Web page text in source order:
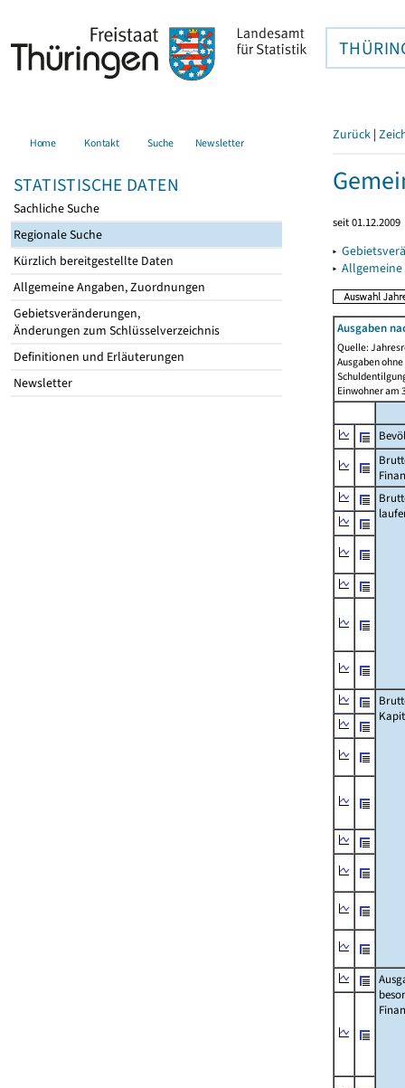
Home Kontakt Suche Newsletter
STATISTISCHE DATEN
Sachliche Suche
Regionale Suche
Kürzlich bereitgestellte Daten
Allgemeine Angaben, Zuordnungen
Gebietsveränderungen,
Änderungen zum Schlüsselverzeichnis
Definitionen und Erläuterungen
Newsletter
Zurück |
seit 01.12.2009
▸
▸
Ausgaben
Quelle:
Ausgaben
Einwohner am